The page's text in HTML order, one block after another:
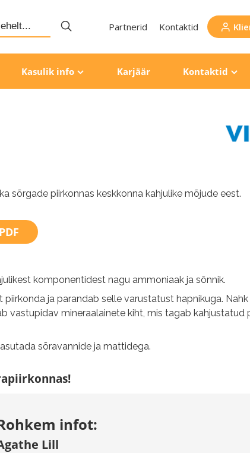
Partnerid Kontaktid
Kasulik info Karjäär Kontaktid
sõrgade piirkonnas keskkonna kahjulike mõjude eest.
komponentidest nagu ammoniaak ja sõnnik.
ja parandab selle varustatust hapnikuga.
vastupidav mineraalainete kiht, mis tagab kahjustatud
sõravannide ja mattidega.
infot:
Lill